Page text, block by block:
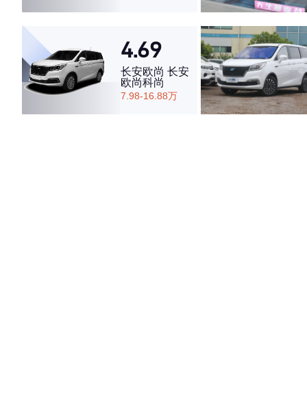
·外观表现一般，低于72%同级车
·内饰表现一般，低于60%同级车
·空间表现较为优秀，优于57%同级车
4.69
长安欧尚 长安
欧尚科尚
7.98-16.88万